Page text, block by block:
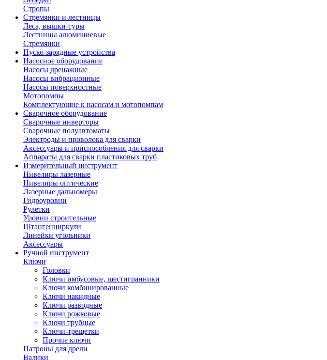
Стропы
Стремянки и лестницы
Леса, вышки-туры
Лестницы алюминиевые
Стремянки
Пуско-зарядные устройства
Насосное оборудование
Насосы дренажные
Насосы вибрационные
Насосы поверхностные
Мотопомпы
Комплектующие к насосам и мотопомпам
Сварочное оборудование
Сварочные инверторы
Сварочные полуавтоматы
Электроды и проволока для сварки
Аксессуары и приспособления для сварки
Аппараты для сварки пластиковых труб
Измерительный инструмент
Нивелиры лазерные
Нивелиры оптические
Лазерные дальномеры
Гидроуровни
Рулетки
Уровни строительные
Штангенциркули
Линейки угольники
Аксессуары
Ручной инструмент
Ключи
Головки
Ключи имбусовые, шестигранники
Ключи комбинированные
Ключи накидные
Ключи разводные
Ключи рожковые
Ключи трубные
Ключи-трещетки
Прочие ключи
Патроны для дрели
Валики